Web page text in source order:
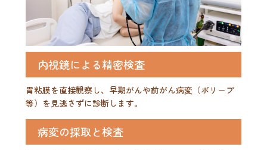
内視鏡による精密検査
胃粘膜を直接観察し、早期がんや前がん病変（ポリープ
等）を見逃さずに診断します。
病変の採取と検査